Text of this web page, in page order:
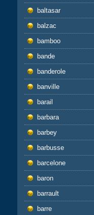
baltasar
balzac
bamboo
bande
banderole
banville
barail
barbara
barbey
barbusse
barcelone
baron
barrault
barre